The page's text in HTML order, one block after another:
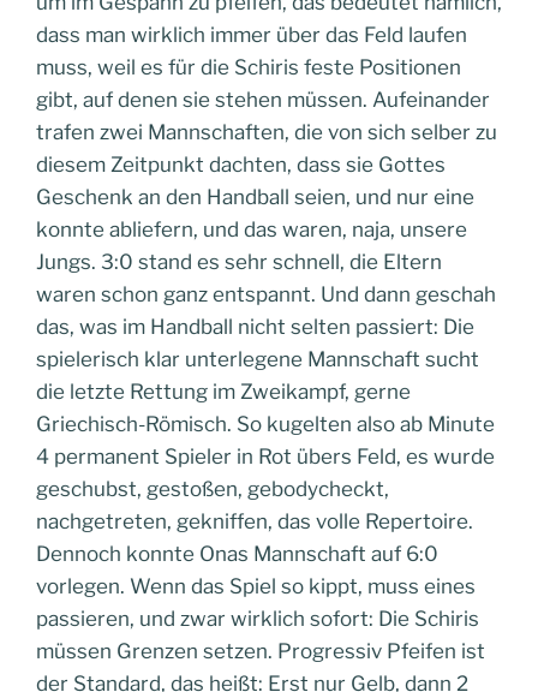
dass man wirklich immer über das Feld laufen
muss, weil es für die Schiris feste Positionen
gibt, auf denen sie stehen müssen. Aufeinander
trafen zwei Mannschaften, die von sich selber zu
diesem Zeitpunkt dachten, dass sie Gottes
Geschenk an den Handball seien, und nur eine
konnte abliefern, und das waren, naja, unsere
Jungs. 3:0 stand es sehr schnell, die Eltern
waren schon ganz entspannt. Und dann geschah
das, was im Handball nicht selten passiert: Die
spielerisch klar unterlegene Mannschaft sucht
die letzte Rettung im Zweikampf, gerne
Griechisch-Römisch. So kugelten also ab Minute
4 permanent Spieler in Rot übers Feld, es wurde
geschubst, gestoßen, gebodycheckt,
nachgetreten, gekniffen, das volle Repertoire.
Dennoch konnte Onas Mannschaft auf 6:0
vorlegen. Wenn das Spiel so kippt, muss eines
passieren, und zwar wirklich sofort: Die Schiris
müssen Grenzen setzen. Progressiv Pfeifen ist
der Standard, das heißt: Erst nur Gelb, dann 2